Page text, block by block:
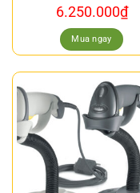
6.250.000₫
Mua ngay